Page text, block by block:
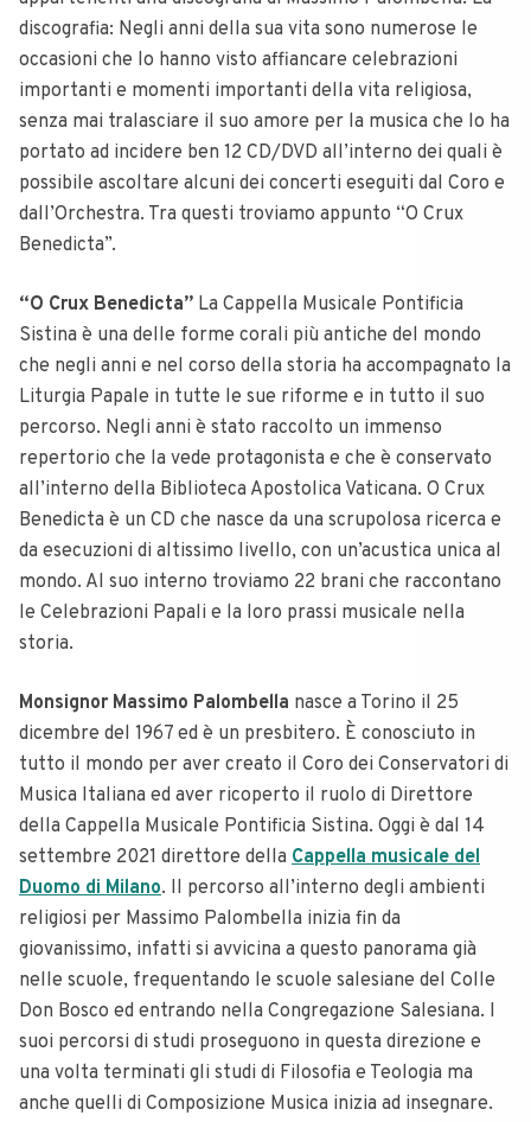
discografia: Negli anni della sua vita sono numerose le
occasioni che lo hanno visto affiancare celebrazioni
importanti e momenti importanti della vita religiosa,
senza mai tralasciare il suo amore per la musica che lo ha
portato ad incidere ben 12 CD/DVD all’interno dei quali è
possibile ascoltare alcuni dei concerti eseguiti dal Coro e
dall’Orchestra. Tra questi troviamo appunto “O Crux
Benedicta”.
“O Crux Benedicta” La Cappella Musicale Pontificia
Sistina è una delle forme corali più antiche del mondo
che negli anni e nel corso della storia ha accompagnato la
Liturgia Papale in tutte le sue riforme e in tutto il suo
percorso. Negli anni è stato raccolto un immenso
repertorio che la vede protagonista e che è conservato
all’interno della Biblioteca Apostolica Vaticana. O Crux
Benedicta è un CD che nasce da una scrupolosa ricerca e
da esecuzioni di altissimo livello, con un’acustica unica al
mondo. Al suo interno troviamo 22 brani che raccontano
le Celebrazioni Papali e la loro prassi musicale nella
storia.
Monsignor Massimo Palombella nasce a Torino il 25
dicembre del 1967 ed è un presbitero. È conosciuto in
tutto il mondo per aver creato il Coro dei Conservatori di
Musica Italiana ed aver ricoperto il ruolo di Direttore
della Cappella Musicale Pontificia Sistina. Oggi è dal 14
settembre 2021 direttore della Cappella musicale del
Duomo di Milano. Il percorso all’interno degli ambienti
religiosi per Massimo Palombella inizia fin da
giovanissimo, infatti si avvicina a questo panorama già
nelle scuole, frequentando le scuole salesiane del Colle
Don Bosco ed entrando nella Congregazione Salesiana. I
suoi percorsi di studi proseguono in questa direzione e
una volta terminati gli studi di Filosofia e Teologia ma
anche quelli di Composizione Musica inizia ad insegnare.